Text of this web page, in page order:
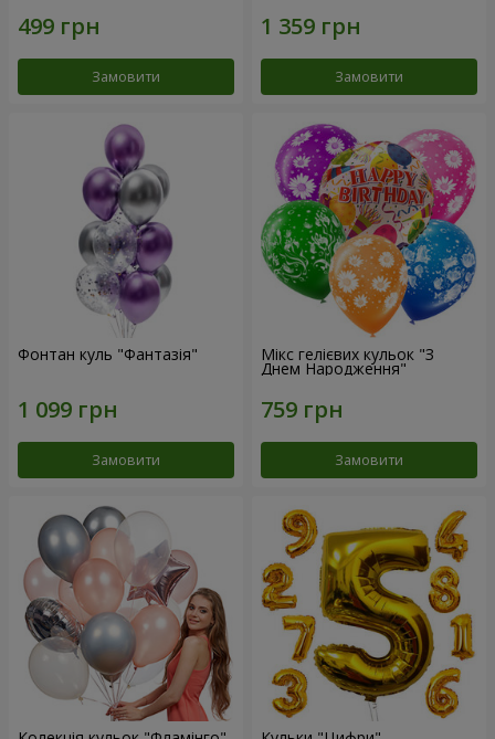
Замовити Замовити
Фонтан куль "Фантазія"
Замовити
Мікс гелієвих кульок "З
Днем Народження"
Замовити